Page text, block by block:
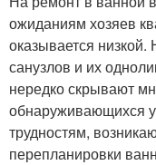
ожиданиям хозяев
оказывается
санузлов и их
нередко скрывают
обнаруживающихся
трудностям,
перепланировки